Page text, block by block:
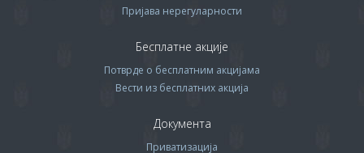
Пријава нерегуларности
Бесплатне акције
Потврде о бесплатним акцијама
Вести из бесплатних акција
Документа
Приватизација